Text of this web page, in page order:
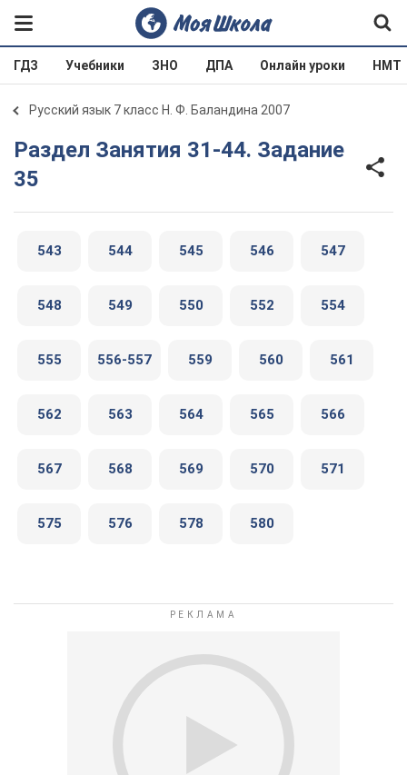
ГДЗ Учебники ЗНО ДПА Онлайн уроки НМТ
Русский язык 7 класс Н. Ф. Баландина 2007
Раздел Занятия 31-44. Задание
35
543 544 545 546 547
548 549 550 552 554
555 556-557 559 560 561
562 563 564 565 566
567 568 569 570 571
575 576 578 580